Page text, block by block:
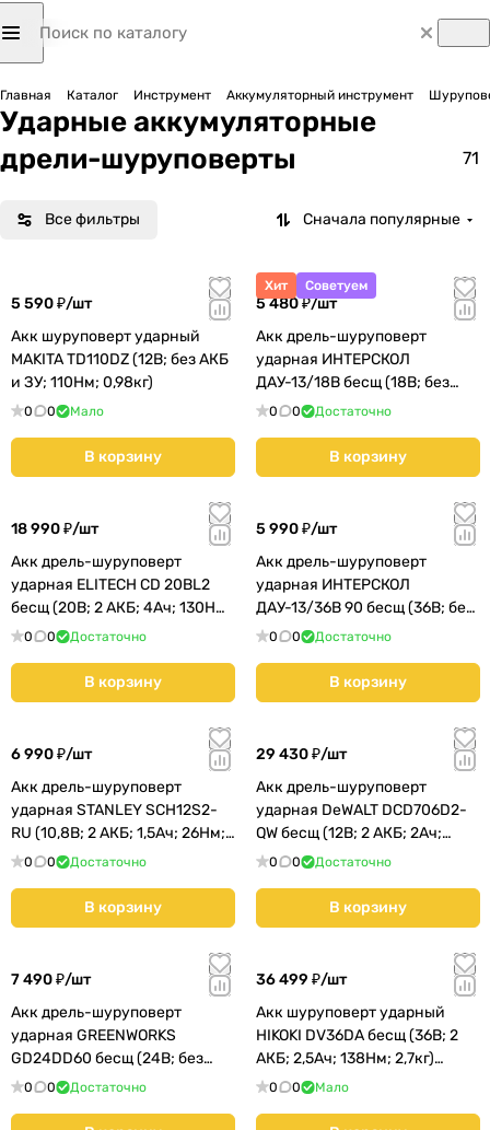
Главная Каталог Инструмент Аккумуляторный инструмент
Ударные аккумуляторные
дрели-шуруповерты
71
Все фильтры Сначала популярные
5 590 ₽/шт
Акк шуруповерт ударный
MAKITA TD110DZ (12В; без АКБ
и ЗУ; 110Нм; 0,98кг)
0 0 Мало
В корзину
Хит Советуем
5 480 ₽/шт
Акк дрель-шуруповерт
ударная ИНТЕРСКОЛ
ДАУ-13/18В бесщ (18В; без
АКБ и ЗУ; 60Нм; кейс)
0 0 Достаточно
В корзину
18 990 ₽/шт
Акк дрель-шуруповерт
ударная ELITECH CD 20BL2
бесщ (20В; 2 АКБ; 4Ач; 130Нм;
кейс) (E2201.042.02)
0 0 Достаточно
В корзину
5 990 ₽/шт
Акк дрель-шуруповерт
ударная ИНТЕРСКОЛ
ДАУ-13/36В 90 бесщ (36В; без
АКБ и ЗУ; 90Нм; 1,6кг)
0 0 Достаточно
В корзину
6 990 ₽/шт
Акк дрель-шуруповерт
ударная STANLEY SCH12S2-
RU (10,8В; 2 АКБ; 1,5Ач; 26Нм;
1кг)
0 0 Достаточно
В корзину
29 430 ₽/шт
Акк дрель-шуруповерт
ударная DeWALT DCD706D2-
QW бесщ (12В; 2 АКБ; 2Ач;
57,5Нм; 0,96кг)
0 0 Достаточно
В корзину
7 490 ₽/шт
Акк дрель-шуруповерт
ударная GREENWORKS
GD24DD60 бесщ (24В; без
АКБ и ЗУ; 60Нм; 1,4кг)
0 0 Достаточно
36 499 ₽/шт
Акк шуруповерт ударный
HIKOKI DV36DA бесщ (36В; 2
АКБ; 2,5Ач; 138Нм; 2,7кг)
(DV36DARGZ)
0 0 Мало